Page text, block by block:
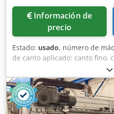
Información de
precio
Estado: usado, número de
de canto aplicado: canto fino,
encolado: EVA Unidad
Hfijlerf Encoladora de cantos:
máximo del panel: 3000 mm
25 m/min Unidades de
Unidades de trabajo, lado